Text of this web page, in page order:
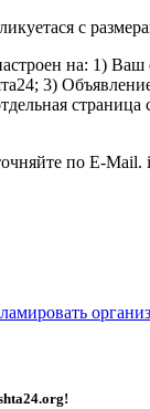
с
на: 1) Ваш
3)
по E-Mail.
!